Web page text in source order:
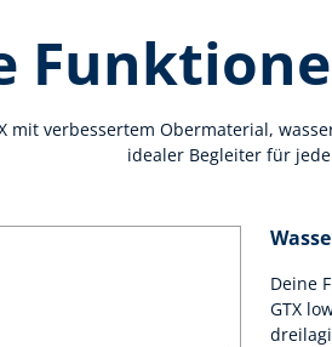
mit verbessertem Obermaterial,
idealer Begleiter für
Deine
GTX